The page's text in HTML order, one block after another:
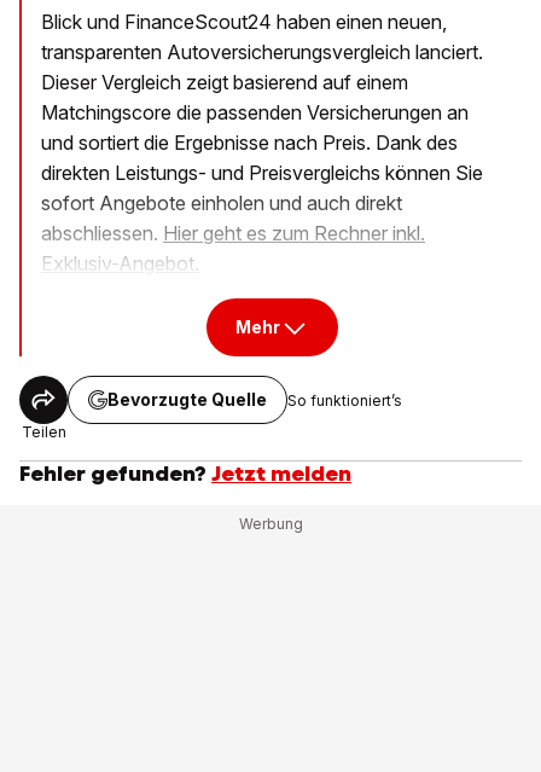
Blick und FinanceScout24 haben einen neuen,
transparenten Autoversicherungsvergleich lanciert.
Dieser Vergleich zeigt basierend auf einem
Matchingscore die passenden Versicherungen an
und sortiert die Ergebnisse nach Preis. Dank des
direkten Leistungs- und Preisvergleichs können Sie
sofort Angebote einholen und auch direkt
abschliessen. Hier geht es zum Rechner inkl.
Exklusiv-Angebot.
Mehr
Teilen
Bevorzugte Quelle So funktioniert’s
Fehler gefunden? Jetzt melden